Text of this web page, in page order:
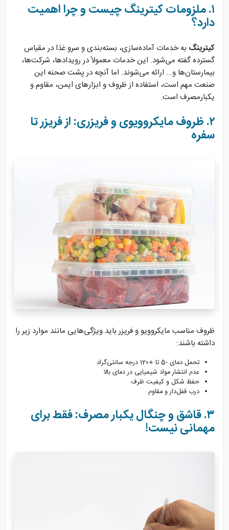
۱. ملزومات کیترینگ چیست و چرا اهمیت
دارد؟
کیترینگ به خدمات آماده‌سازی، بسته‌بندی و سرو غذا در مقیاس
گسترده گفته می‌شود. این خدمات معمولاً در رویدادها، شرکت‌ها،
بیمارستان‌ها و... ارائه می‌شوند. اما آنچه در پشت صحنه این
صنعت مهم است، استفاده از ظروف و ابزارهای ایمن، مقاوم و
یکبارمصرف است.
۲. ظروف مایکروویوی و فریزری: از فریزر تا
سفره
ظروف مناسب مایکروویو و فریزر باید ویژگی‌هایی مانند موارد زیر را
داشته باشند:
تحمل دمای -5 تا +120 درجه سانتی‌گراد
عدم انتشار مواد شیمیایی در دمای بالا
حفظ شکل و کیفیت ظرف
درب قفل‌دار و مقاوم
۳. قاشق و چنگال یکبار مصرف: فقط برای
مهمانی نیست!